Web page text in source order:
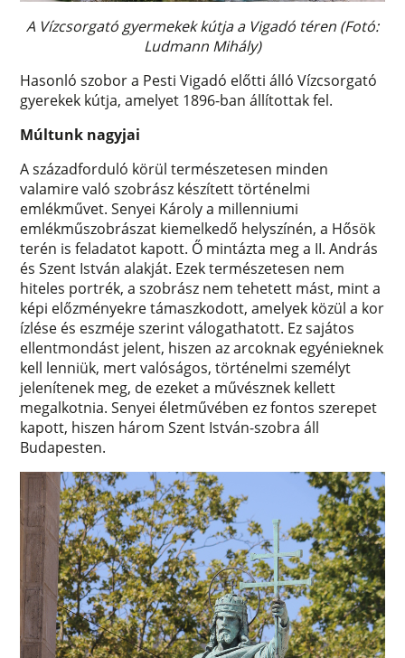
A Vízcsorgató gyermekek kútja a Vigadó téren (Fotó:
Ludmann Mihály)
Hasonló szobor a Pesti Vigadó előtti álló Vízcsorgató
gyerekek kútja, amelyet 1896-ban állítottak fel.
Múltunk nagyjai
A századforduló körül természetesen minden
valamire való szobrász készített történelmi
emlékművet. Senyei Károly a millenniumi
emlékműszobrászat kiemelkedő helyszínén, a Hősök
terén is feladatot kapott. Ő mintázta meg a II. András
és Szent István alakját. Ezek természetesen nem
hiteles portrék, a szobrász nem tehetett mást, mint a
képi előzményekre támaszkodott, amelyek közül a kor
ízlése és eszméje szerint válogathatott. Ez sajátos
ellentmondást jelent, hiszen az arcoknak egyénieknek
kell lenniük, mert valóságos, történelmi személyt
jelenítenek meg, de ezeket a művésznek kellett
megalkotnia. Senyei életművében ez fontos szerepet
kapott, hiszen három Szent István-szobra áll
Budapesten.